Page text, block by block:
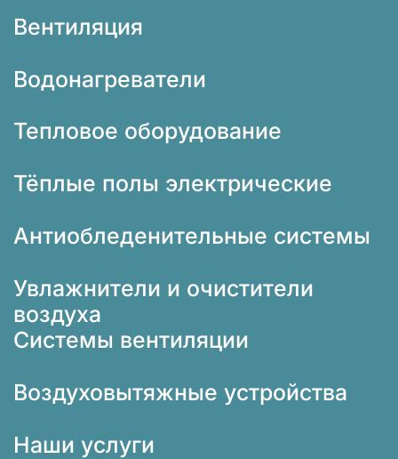
Вентиляция
Водонагреватели
Тепловое оборудование
Тёплые полы электрические
Антиобледенительные системы
Увлажнители и очистители
воздуха
Системы вентиляции
Воздуховытяжные устройства
Наши услуги